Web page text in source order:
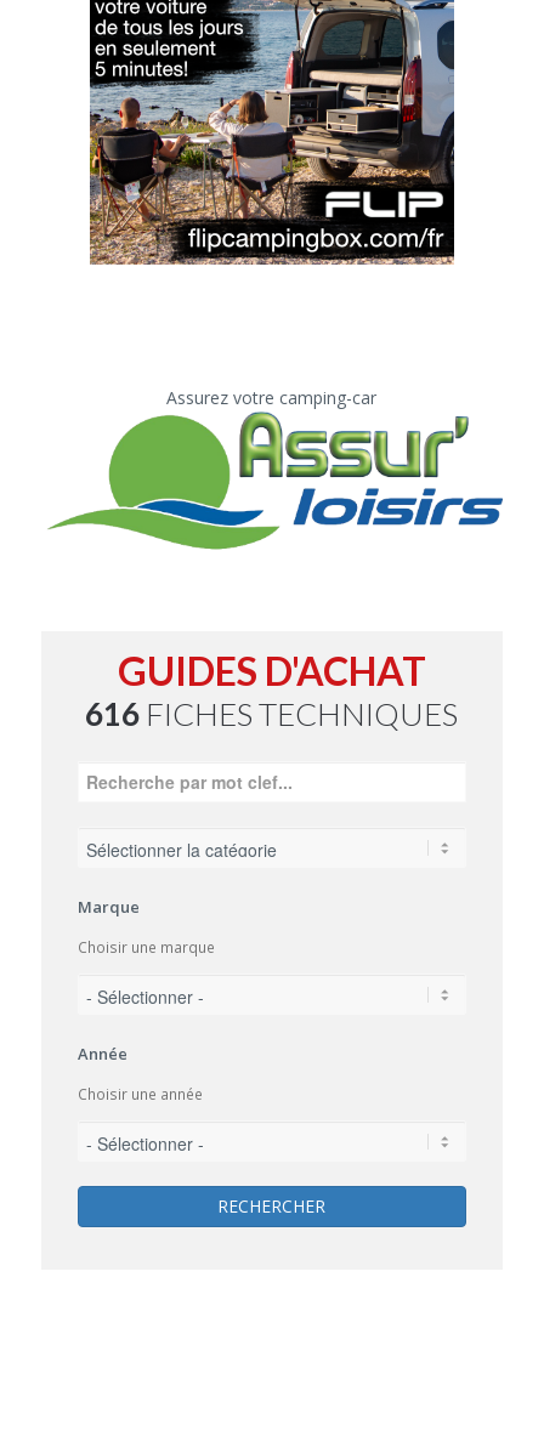
Assurez votre camping-car
GUIDES D'ACHAT
616 FICHES TECHNIQUES
Marque
Choisir une marque
Année
Choisir une année
RECHERCHER